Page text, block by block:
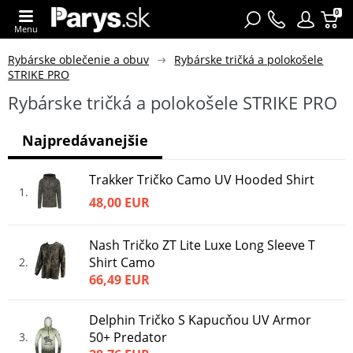
0
Menu
Rybárske oblečenie a obuv
Rybárske tričká a polokošele
STRIKE PRO
Rybárske tričká a polokošele STRIKE PRO
1
Trakker Tričko Camo UV Hooded Shirt
48,00 EUR
2
Nash Tričko ZT Lite Luxe Long Sleeve T
Shirt Camo
66,49 EUR
3
Delphin Tričko S Kapucňou UV Armor
50+ Predator
Najpredávanejšie